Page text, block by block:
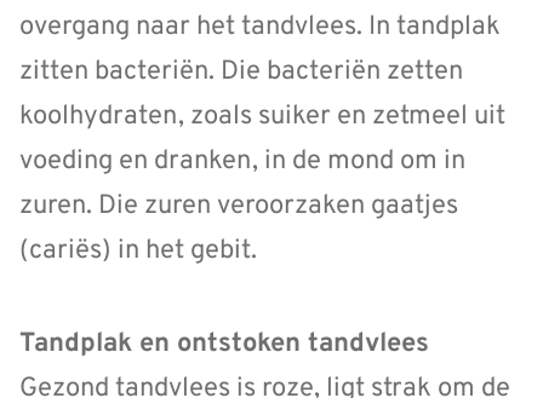
overgang naar het tandvlees. In tandplak
zitten bacteriën. Die bacteriën zetten
koolhydraten, zoals suiker en zetmeel uit
voeding en dranken, in de mond om in
zuren. Die zuren veroorzaken gaatjes
(cariës) in het gebit.
Tandplak en ontstoken tandvlees
Gezond tandvlees is roze, ligt strak om de